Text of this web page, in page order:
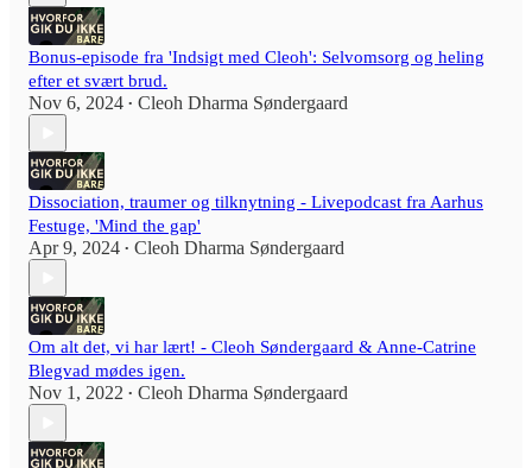
Bonus-episode fra 'Indsigt med Cleoh': Selvomsorg og heling
efter et svært brud.
Nov 6, 2024 • Cleoh Dharma Søndergaard
Dissociation, traumer og tilknytning - Livepodcast fra Aarhus
Festuge, 'Mind the gap'
Apr 9, 2024 • Cleoh Dharma Søndergaard
Om alt det, vi har lært! - Cleoh Søndergaard & Anne-Catrine
Blegvad mødes igen.
Nov 1, 2022 • Cleoh Dharma Søndergaard